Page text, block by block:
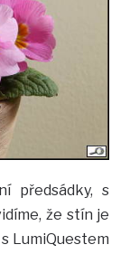
předsádky, s
že stín je
LumiQuestem